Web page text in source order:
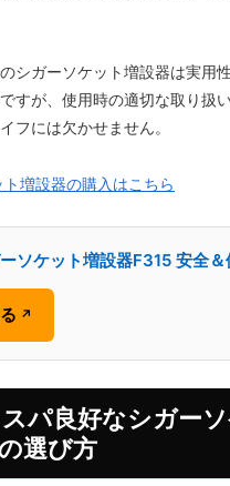
シガーソケット増設器は実用
すが、使用時の適切な取り扱
フには欠かせません。
増設器の購入はこちら
ソケット増設器F315 安全
↗
パ良好なシガー
選び方